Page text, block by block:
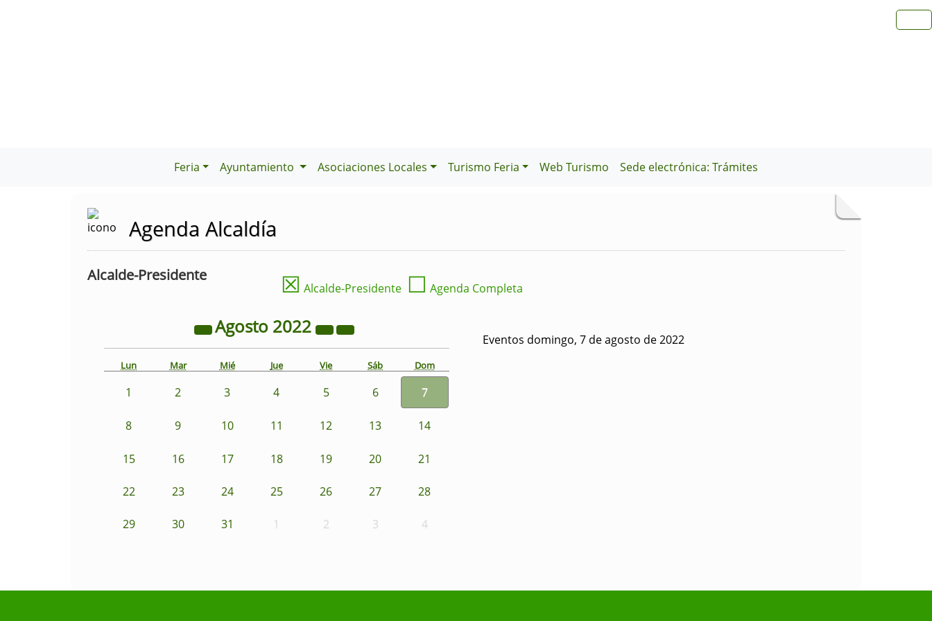
Feria Ayuntamiento Asociaciones Locales Turismo Feria Web Turismo Sede electrónica: Trámites
Agenda Alcaldía
Alcalde-Presidente ☒ Alcalde-Presidente ☐ Agenda Completa
Agosto 2022
Lun Mar Mié Jue Vie Sáb Dom
1 2 3 4 5 6 7
8 9 10 11 12 13 14
15 16 17 18 19 20 21
22 23 24 25 26 27 28
29 30 31 1 2 3 4
Eventos domingo, 7 de agosto de 2022